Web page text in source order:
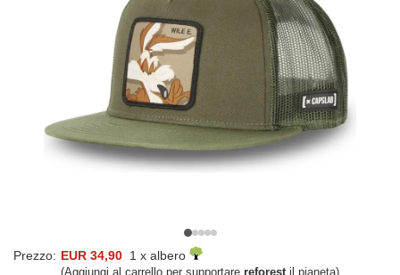
Prezzo: EUR 34,90 1 x albero
(Aggiungi al carrello per supportare reforestil pianeta)